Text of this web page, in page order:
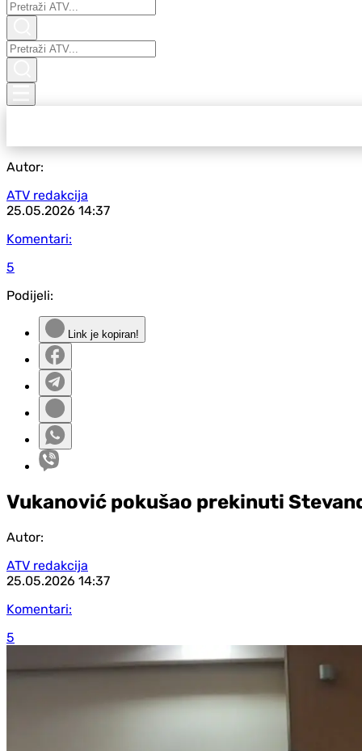
Autor:
ATV redakcija
25.05.2026 14:37
Komentari:
5
Podijeli:
Link je kopiran!
Vukanović pokušao prekinuti
Autor:
ATV redakcija
25.05.2026 14:37
Komentari:
5